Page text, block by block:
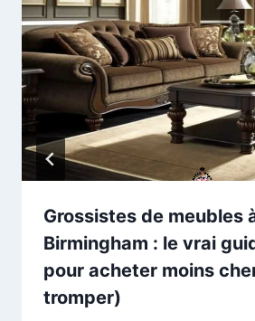
Grossistes de meubles
Birmingham : le vrai
pour acheter moins
tromper)